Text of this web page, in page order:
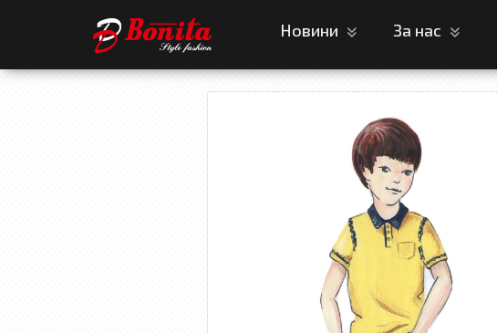
Новини За нас